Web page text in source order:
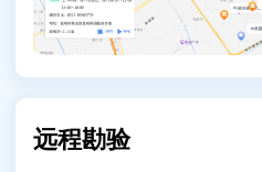
远程勘验